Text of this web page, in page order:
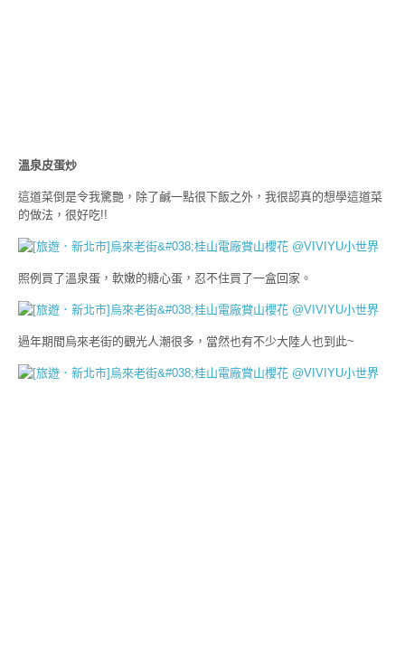
溫泉皮蛋炒
這道菜倒是令我驚艷，除了鹹一點很下飯之外，我很認真的想學這道菜
的做法，很好吃!!
照例買了溫泉蛋，軟嫩的糖心蛋，忍不住買了一盒回家。
過年期間烏來老街的觀光人潮很多，當然也有不少大陸人也到此~